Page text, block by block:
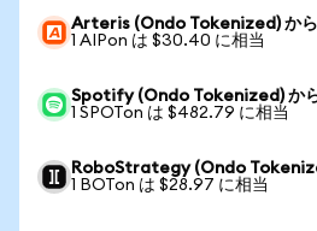
Arteris (Ondo Tokenized) か
1 AIPon は $30.40 に相当
Spotify (Ondo Tokenized) か
1 SPOTon は $482.79 に相当
RoboStrategy (Ondo
1 BOTon は $28.97 に相当